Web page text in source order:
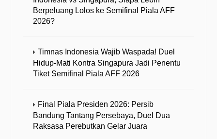
Berpeluang Lolos ke Semifinal Piala AFF
2026?
Timnas Indonesia Wajib Waspada! Duel
Hidup-Mati Kontra Singapura Jadi Penentu
Tiket Semifinal Piala AFF 2026
Final Piala Presiden 2026: Persib
Bandung Tantang Persebaya, Duel Dua
Raksasa Perebutkan Gelar Juara